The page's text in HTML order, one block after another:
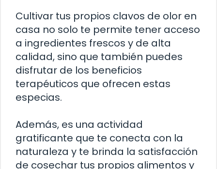
Cultivar tus propios clavos de olor en
casa no solo te permite tener acceso
a ingredientes frescos y de alta
calidad, sino que también puedes
disfrutar de los beneficios
terapéuticos que ofrecen estas
especias.
Además, es una actividad
gratificante que te conecta con la
naturaleza y te brinda la satisfacción
de cosechar tus propios alimentos y